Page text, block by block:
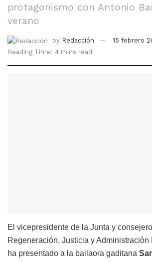
protagonismo con Antonio
verano
by Redacción
15 febrero
Reading Time: 4 mins read
El vicepresidente de la Junta y
Regeneración, Justicia y Administración
ha presentado a la bailaora gaditana